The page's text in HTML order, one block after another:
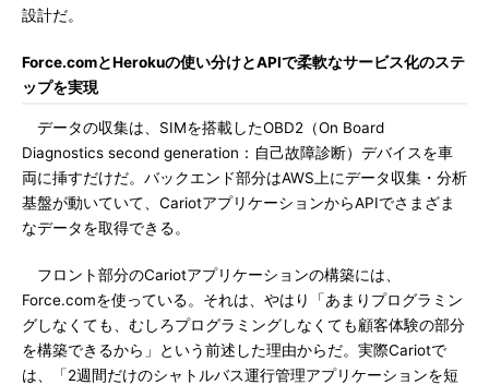
設計だ。
Force.comとHerokuの使い分けとAPIで柔軟なサービス化のステ
ップを実現
データの収集は、SIMを搭載したOBD2（On Board
Diagnostics second generation：自己故障診断）デバイスを車
両に挿すだけだ。バックエンド部分はAWS上にデータ収集・分析
基盤が動いていて、CariotアプリケーションからAPIでさまざま
なデータを取得できる。
フロント部分のCariotアプリケーションの構築には、
Force.comを使っている。それは、やはり「あまりプログラミン
グしなくても、むしろプログラミングしなくても顧客体験の部分
を構築できるから」という前述した理由からだ。実際Cariotで
は、「2週間だけのシャトルバス運行管理アプリケーションを短